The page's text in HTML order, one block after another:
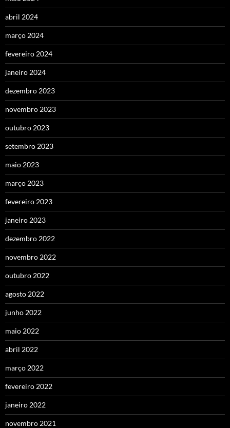
abril 2024
março 2024
fevereiro 2024
janeiro 2024
dezembro 2023
novembro 2023
outubro 2023
setembro 2023
maio 2023
março 2023
fevereiro 2023
janeiro 2023
dezembro 2022
novembro 2022
outubro 2022
agosto 2022
junho 2022
maio 2022
abril 2022
março 2022
fevereiro 2022
janeiro 2022
novembro 2021